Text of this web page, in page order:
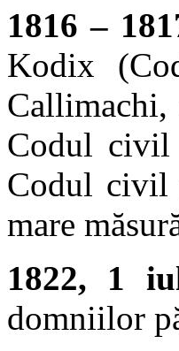
1816 –
Kodix
Codul civil
Codul civil
mare
1822, 1
domniilor